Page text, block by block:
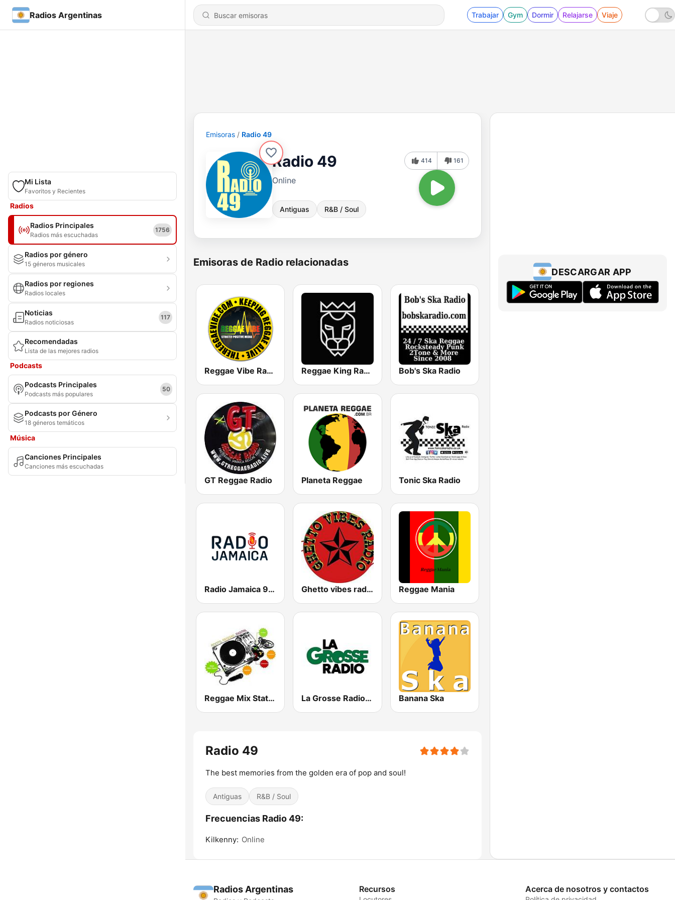
Radios Argentinas Trabajar Gym Dormir Relajarse Viaje
Mi Lista
Favoritos y Recientes
Radios
Radios Principales
Radios más escuchadas
1756
Radios por género
15 géneros musicales
Radios por regiones
Radios locales
Noticias
Radios noticiosas
117
Recomendadas
Lista de las mejores radios
Podcasts
Podcasts Principales
Podcasts más populares
50
Podcasts por Género
18 géneros temáticos
Música
Canciones Principales
Canciones más escuchadas
Emisoras Radio 49
Radio 49
Online
Antiguas R&B / Soul
414 161
Emisoras de Radio relacionadas
Reggae Vibe Radio Reggae King Radio Bob's Ska Radio
GT Reggae Radio Planeta Reggae Tonic Ska Radio
Radio Jamaica 94 FM Ghetto vibes radio station Reggae Mania
Reggae Mix Station La Grosse Radio Reggae Banana Ska
Radio 49
The best memories from the golden era of pop and soul!
Antiguas R&B / Soul
Frecuencias Radio 49:
Kilkenny: Online
DESCARGAR APP
Radios Argentinas Recursos Acerca de nosotros y contactos